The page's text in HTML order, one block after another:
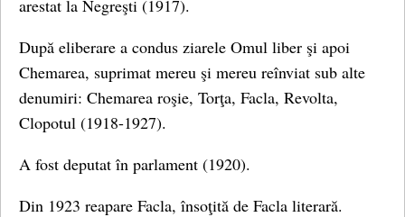
arestat la Negreşti (1917).
După eliberare a condus ziarele Omul liber şi apoi
Chemarea, suprimat mereu şi mereu reînviat sub alte
denumiri: Chemarea roşie, Torţa, Facla, Revolta,
Clopotul (1918-1927).
A fost deputat în parlament (1920).
Din 1923 reapare Facla, însoţită de Facla literară.